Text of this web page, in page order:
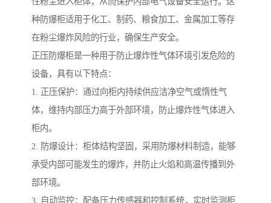
种防爆柜适用于化工、制药、粮食加工、金属加工等存
在粉尘爆炸风险的行业，确保生产安全。
正压防爆柜是一种用于防止爆炸性气体环境引发危险的
设备，具有以下特点：
1. 正压保护：通过向柜内持续供应洁净空气或惰性气
体，维持内部压力高于外部环境，防止爆炸性气体进入
柜内。
2. 防爆设计：柜体结构坚固，采用防爆材料制造，能够
承受内部可能发生的爆炸，并防止火焰和高温传播到外
部环境。
3. 自动监控：配备压力传感器和控制系统，实时监测柜